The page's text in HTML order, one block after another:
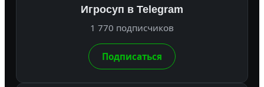
Игросуп в Telegram
1 770 подписчиков
Подписаться